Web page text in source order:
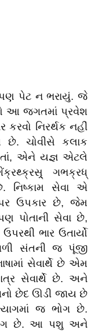
પેટ ન ભરાયું. જે
આ જગતમાં પ્રવેશ
કરવો નિરર્થક નહીં
છે. ચોવીસે કલાક
એને યજ્ઞ એટલે
ગભક્રધ્
નિષ્કામ સેવા એ
ઉપકાર છે, જેમ
પોતાની સેવા છે,
ભાર ઉતાર્યો
સંતની જ પૂંજી
સેવાર્થે છે એમ
સેવાર્થે છે. અને
છેદ ઊડી જાય છે
જ ભોગ છે.
છે. આ પશુ અને